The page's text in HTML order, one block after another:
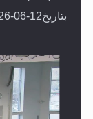
خطبة الجمعة
بتاريخ12-06-2026